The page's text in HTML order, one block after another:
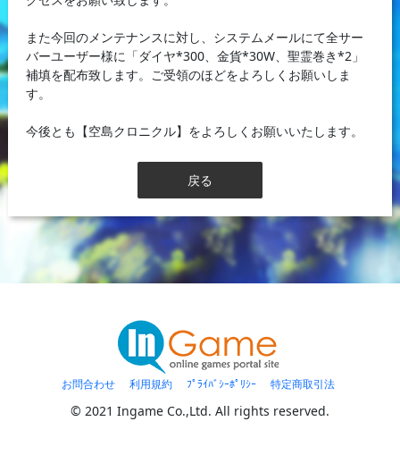
また今回のメンテナンスに対し、システムメールにて全サー
バーユーザー様に「ダイヤ*300、金貨*30W、聖霊巻き*2」
補填を配布致します。ご受領のほどをよろしくお願いしま
す。
今後とも【空島クロニクル】をよろしくお願いいたします。
戻る
お問合わせ 利用規約 ﾌﾟﾗｲﾊﾞｼｰﾎﾟﾘｼｰ 特定商取引法
© 2021 Ingame Co.,Ltd. All rights reserved.